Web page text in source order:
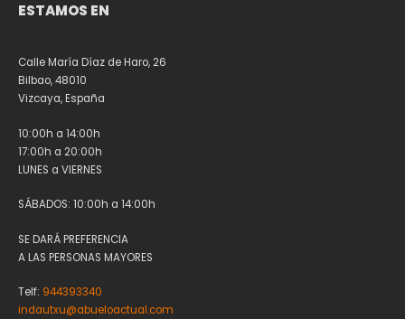
ESTAMOS EN
Calle María Díaz de Haro, 26
Bilbao, 48010
Vizcaya, España
10:00h a 14:00h
17:00h a 20:00h
LUNES a VIERNES
SÁBADOS: 10:00h a 14:00h
SE DARÁ PREFERENCIA
A LAS PERSONAS MAYORES
Telf: 944393340
indautxu@abueloactual.com